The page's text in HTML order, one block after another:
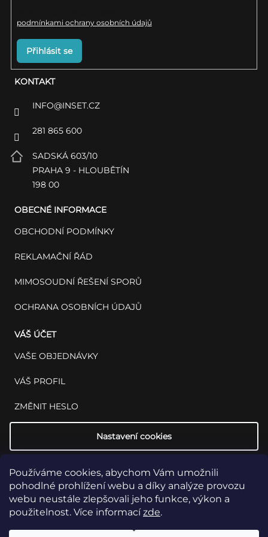
Používáme cookies, abychom Vám umožnili
pohodlné prohlížení webu a díky analýze provozu
webu neustále zlepšovali jeho funkce, výkon a
použitelnost. Více informacízde.
KONTAKT
INFO@INSET.CZ
281 865 600
SADSKÁ 603/10
PRAHA 9 - HLOUBĚTÍN
198 00
OBECNÉ INFORMACE
OBCHODNÍ PODMÍNKY
REKLAMAČNÍ ŘÁD
MIMOSOUDNÍ ŘEŠENÍ SPORŮ
OCHRANA OSOBNÍCH ÚDAJŮ
VÁŠ ÚČET
VAŠE OBJEDNÁVKY
VÁŠ PROFIL
ZMĚNIT HESLO
Nastavení cookies
podmínkami ochrany osobních údajů
Přihlásit se